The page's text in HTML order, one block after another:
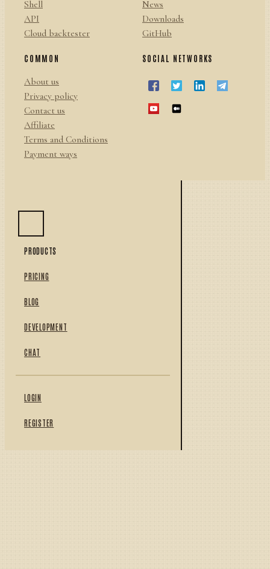
Shell
API
Cloud backtester
News
Downloads
GitHub
COMMON
About us
Privacy policy
Contact us
Affiliate
Terms and Conditions
Payment ways
SOCIAL NETWORKS
PRODUCTS
PRICING
BLOG
DEVELOPMENT
CHAT
LOGIN
REGISTER